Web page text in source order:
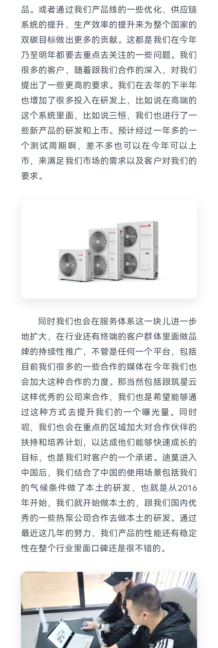
品。或者通过我们产品线的一些优化、供应链
系统的提升、生产效率的提升来为整个国家的
双碳目标做出更多的贡献。这都是我们在今年
乃至明年都要去重点去关注的一些问题。我们
很多的客户，随着跟我们合作的深入，对我们
提出了一些更高的要求。我们在去年的下半年
也增加了很多投入在研发上，比如说在高端的
这个系统里面，比如说三恒，我们也进行了一
些新产品的研发和上市。预计经过一年多的一
个测试周期啊，差不多也可以在今年可以上
市，来满足我们市场的需求以及客户对我们的
要求。
同时我们也会在服务体系这一块儿进一步
地扩大，在行业还有终端的客户群体里面做品
牌的持续性推广，不管是任何一个平台，包括
目前我们很多的一些合作的媒体在今年我们也
会加大这种合作的力度。那当然包括跟筑星云
这样优秀的公司来合作，我们也是希望能够通
过这种方式去提升我们的一个曝光量。同时
呢，我们也会在重点的区域加大对合作伙伴的
扶持和培养计划，以达成他们能够快速成长的
目标，也是我们对客户的一个承诺。迪莫进入
中国后，我们结合了中国的使用场景包括我们
的气候条件做了本土的研发，也就是从2016
年开始，我们就开始做本土的，跟我们国内优
秀的一些热泵公司合作去做本土的研发。通过
最近这几年的努力，我们产品的性能还有稳定
性在整个行业里面口碑还是很不错的。